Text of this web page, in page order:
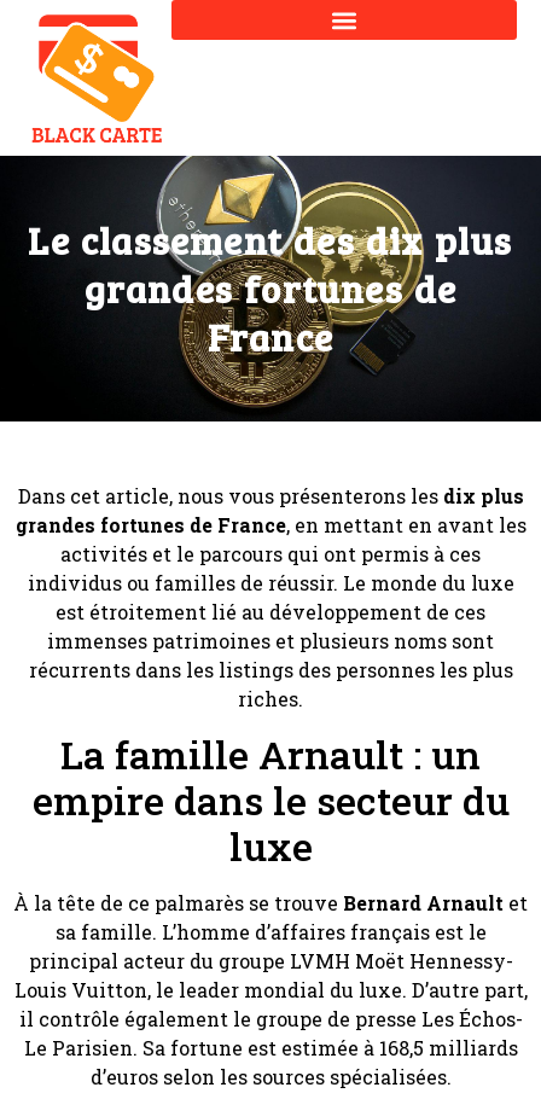
Le classement des dix plus
grandes fortunes de
France
Dans cet article, nous vous présenterons les dix plus
grandes fortunes de France, en mettant en avant les
activités et le parcours qui ont permis à ces
individus ou familles de réussir. Le monde du luxe
est étroitement lié au développement de ces
immenses patrimoines et plusieurs noms sont
récurrents dans les listings des personnes les plus
riches.
La famille Arnault : un
empire dans le secteur du
luxe
À la tête de ce palmarès se trouve Bernard Arnault et
sa famille. L’homme d’affaires français est le
principal acteur du groupe LVMH Moët Hennessy-
Louis Vuitton, le leader mondial du luxe. D’autre part,
il contrôle également le groupe de presse Les Échos-
Le Parisien. Sa fortune est estimée à 168,5 milliards
d’euros selon les sources spécialisées.